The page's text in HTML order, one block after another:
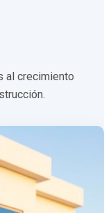
al crecimiento